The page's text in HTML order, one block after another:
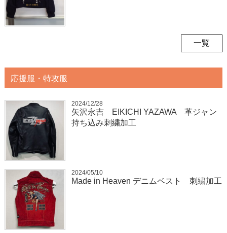
一覧
応援服・特攻服
2024/12/28
矢沢永吉 EIKICHI YAZAWA 革ジャン
持ち込み刺繍加工
2024/05/10
Made in Heaven デニムベスト 刺繍加工